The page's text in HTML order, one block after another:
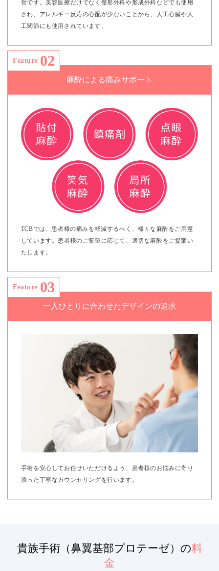
骨です。美容医療だけでなく整形外科や形成外科などでも使用
され、アレルギー反応の心配が少ないことから、人工心臓や人
工関節にも使用されています。
Feature 02
麻酔による痛みサポート
TCBでは、患者様の痛みを軽減するべく、様々な麻酔をご用意
しています。患者様のご要望に応じて、適切な麻酔をご提案い
たします。
Feature 03
一人ひとりに合わせたデザインの追求
手術を安心してお任せいただけるよう、患者様のお悩みに寄り
添った丁寧なカウンセリングを行います。
貴族手術（鼻翼基部プロテーゼ）の料
金